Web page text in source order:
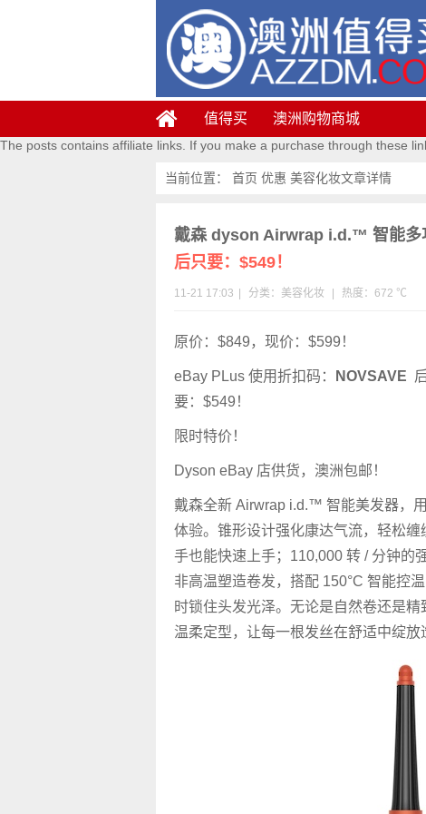
值得买 澳洲购物商城
The posts contains affiliate links. If you make a purchase through these
当前位置： 首页 优惠 美容化妆文章详情
戴森 dyson Airwrap i.d.™ 智能多
后只要：$549！
11-21 17:03 分类： 美容化妆 热度：672 ℃
原价：$849，现价：$599！
eBay PLus 使用折扣码： NOVSAVE
要：$549！
限时特价！
Dyson eBay 店供货，澳洲包邮！
戴森全新 Airwrap i.d.™ 智能美发器，
体验。锥形设计强化康达气流，轻松缠
手也能快速上手；110,000 转 / 分钟的
非高温塑造卷发，搭配 150°C 智能控
时锁住头发光泽。无论是自然卷还是
温柔定型，让每一根发丝在舒适中绽放